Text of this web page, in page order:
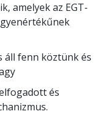
amelyek az EGT-
áll fenn köztünk és
és